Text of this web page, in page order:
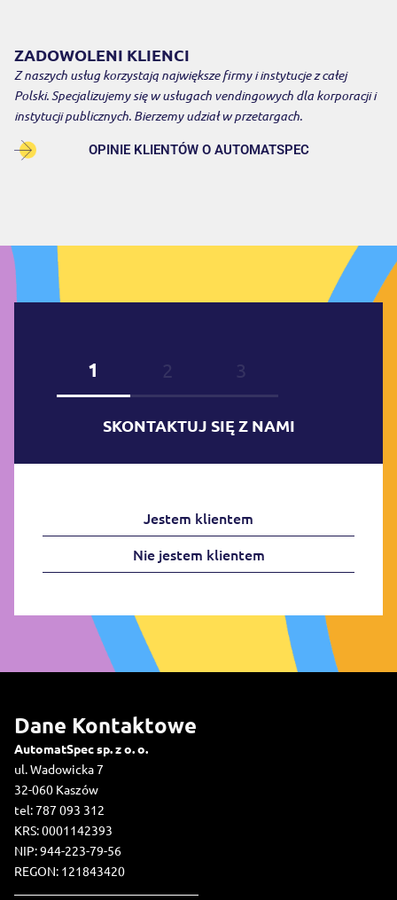
ZADOWOLENI KLIENCI
Z naszych usług korzystają największe firmy i instytucje z całej
Polski. Specjalizujemy się w usługach vendingowych dla korporacji i
instytucji publicznych. Bierzemy udział w przetargach.
OPINIE KLIENTÓW O AUTOMATSPEC
1 2 3
SKONTAKTUJ SIĘ Z NAMI
Jestem klientem
Nie jestem klientem
Dane Kontaktowe
AutomatSpec sp. z o. o.
ul. Wadowicka 7
32-060 Kaszów
tel: 787 093 312
KRS: 0001142393
NIP: 944-223-79-56
REGON: 121843420